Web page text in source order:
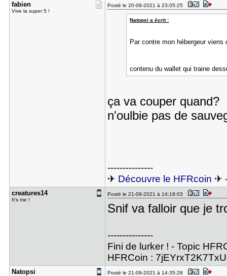
fabien
Vive la super 5 !
Posté le 20-09-2021 à 23:05:25
Natopsi a écrit :
Par contre mon hébergeur
contenu du wallet qui traine
ça va couper quand?
n'oulbie pas de
---------------
✈ Découvre le HFRcoin ✈
creatures1​4
It's me !
Posté le 21-09-2021 à 14:18:03
Snif va falloir que je
---------------
Fini de lurker ! - Topic
HFRCoin :
Natopsi Posté le 21-09-2021 à 14:35:28